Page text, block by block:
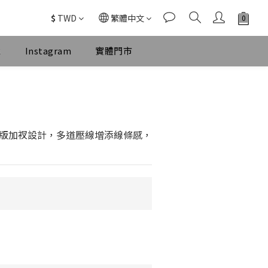
$ TWD 繁體中文
Instagram 實體門市
加衩設計，多道壓線增添線條感，